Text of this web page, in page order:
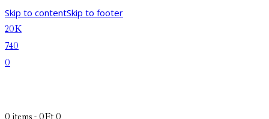
Skip to contentSkip to footer
20K
740
0